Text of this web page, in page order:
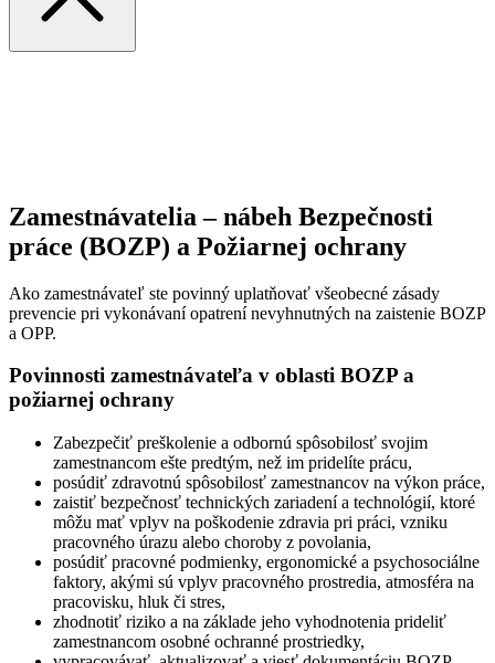
Zamestnávatelia – nábeh Bezpečnosti
práce (BOZP) a Požiarnej ochrany
Ako zamestnávateľ ste povinný uplatňovať všeobecné zásady
prevencie pri vykonávaní opatrení nevyhnutných na zaistenie BOZP
a OPP.
Povinnosti zamestnávateľa v oblasti BOZP a
požiarnej ochrany
Zabezpečiť preškolenie a odbornú spôsobilosť svojim
zamestnancom ešte predtým, než im pridelíte prácu,
posúdiť zdravotnú spôsobilosť zamestnancov na výkon práce,
zaistiť bezpečnosť technických zariadení a technológií, ktoré
môžu mať vplyv na poškodenie zdravia pri práci, vzniku
pracovného úrazu alebo choroby z povolania,
posúdiť pracovné podmienky, ergonomické a psychosociálne
faktory, akými sú vplyv pracovného prostredia, atmosféra na
pracovisku, hluk či stres,
zhodnotiť riziko a na základe jeho vyhodnotenia prideliť
zamestnancom osobné ochranné prostriedky,